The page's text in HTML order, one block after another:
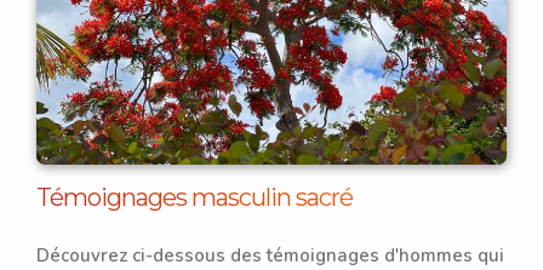
Témoignages masculin sacré
Découvrez ci-dessous des témoignages d'hommes qui